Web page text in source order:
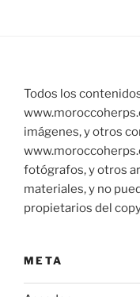
Todos los
imágenes, y otros
fotógrafos, y otros
materiales, y no
propietarios del
META